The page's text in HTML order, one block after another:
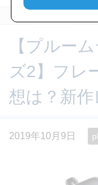
【プルー
ズ2】フレ
想は？新作
2019年10月9日